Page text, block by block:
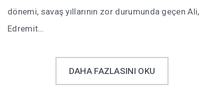
dönemi, savaş yıllarının zor durumunda geçen Ali,
Edremit…
DAHA FAZLASINI OKU